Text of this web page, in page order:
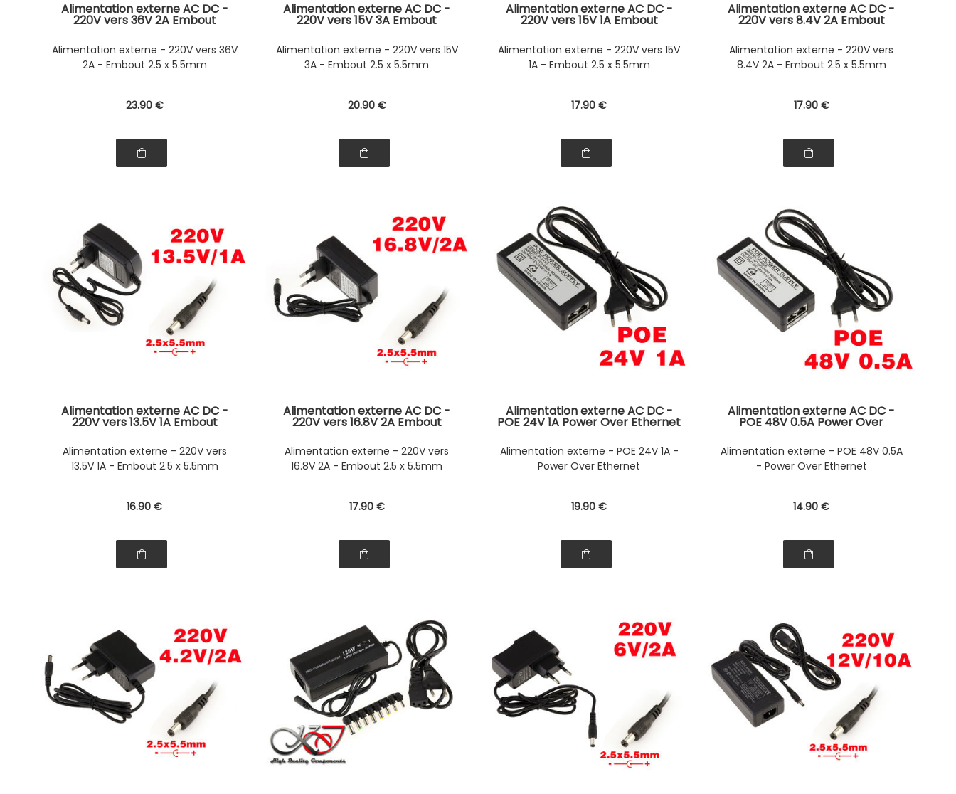
Alimentation externe AC DC -
220V vers 36V 2A Embout
Alimentation externe - 220V vers 36V
2A - Embout 2.5 x 5.5mm
23.90 €
Alimentation externe AC DC -
220V vers 15V 3A Embout
Alimentation externe - 220V vers 15V
3A - Embout 2.5 x 5.5mm
20.90 €
Alimentation externe AC DC -
220V vers 15V 1A Embout
Alimentation externe - 220V vers 15V
1A - Embout 2.5 x 5.5mm
17.90 €
Alimentation externe AC DC -
220V vers 8.4V 2A Embout
Alimentation externe - 220V vers
8.4V 2A - Embout 2.5 x 5.5mm
17.90 €
Alimentation externe AC DC -
220V vers 13.5V 1A Embout
Alimentation externe - 220V vers
13.5V 1A - Embout 2.5 x 5.5mm
16.90 €
Alimentation externe AC DC -
220V vers 16.8V 2A Embout
Alimentation externe - 220V vers
16.8V 2A - Embout 2.5 x 5.5mm
17.90 €
Alimentation externe AC DC -
POE 24V 1A Power Over Ethernet
Alimentation externe - POE 24V 1A -
Power Over Ethernet
19.90 €
Alimentation externe AC DC -
POE 48V 0.5A Power Over
Alimentation externe - POE 48V 0.5A
- Power Over Ethernet
14.90 €